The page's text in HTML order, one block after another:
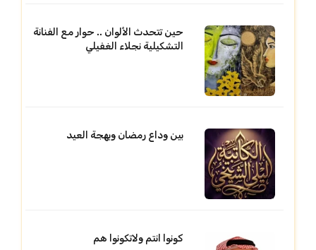
حين تتحدث الألوان .. حوار مع الفنانة
التشكيلية نجلاء الغفيلي
بين وداع رمضان وبهجة العيد
كونوا انتم ولاتكونوا هم